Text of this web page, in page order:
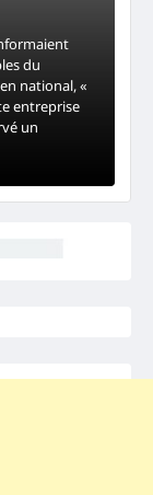
du
national, «
entreprise
un